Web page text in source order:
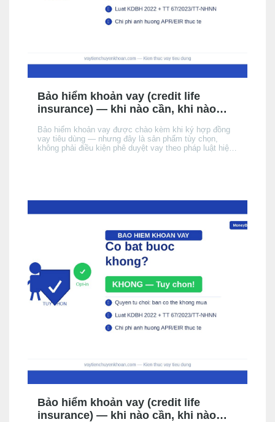
Bảo hiểm khoản vay (credit life
insurance) — khi nào cần, khi nào
Bảo hiểm khoản vay được chào kèm khi ký hợp đồng
vay tiêu dùng — nhưng đây là sản phẩm tùy chọn,
không phải điều kiện phê duyệt vay theo pháp luật hiện
Bảo hiểm khoản vay (credit life
insurance) — khi nào cần, khi nào